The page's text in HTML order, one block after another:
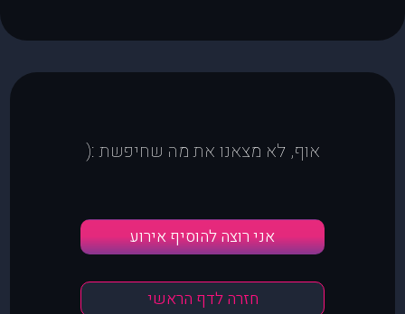
אוף, לא מצאנו את מה שחיפשת :(
אני רוצה להוסיף אירוע
חזרה לדף הראשי